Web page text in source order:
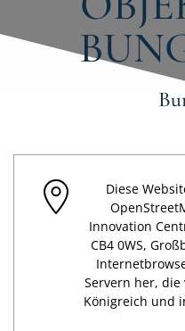
Diese
Innovation
CB4 0WS,
Servern her, die
Königreich und